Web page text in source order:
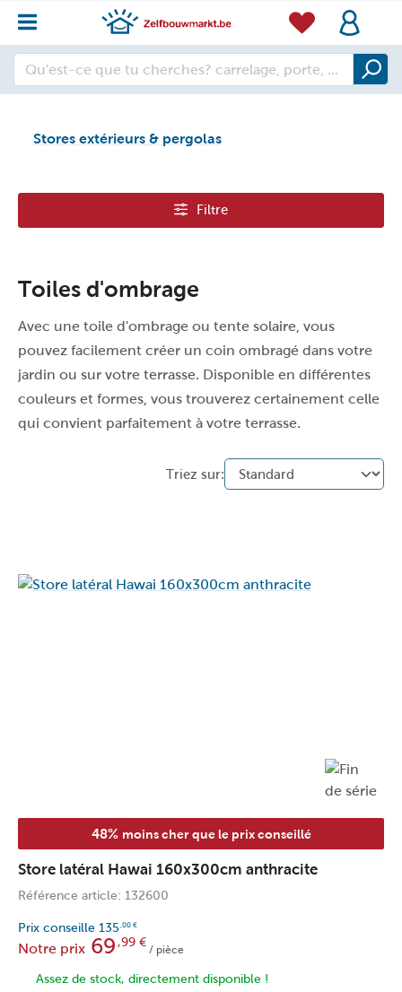
Stores extérieurs & pergolas
Filtre
Toiles d'ombrage
Avec une toile d'ombrage ou tente solaire, vous
pouvez facilement créer un coin ombragé dans votre
jardin ou sur votre terrasse. Disponible en différentes
couleurs et formes, vous trouverez certainement celle
qui convient parfaitement à votre terrasse.
48% moins cher que le prix conseillé
Store latéral Hawai 160x300cm anthracite
Référence article: 132600
Prix conseille 135,00 €
Notre prix 69 ,99€
/ pièce
Assez de stock, directement disponible !